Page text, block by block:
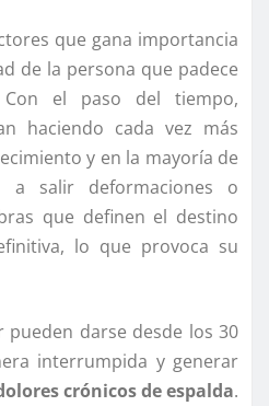
que gana importancia
de la persona que padece
el paso del tiempo,
haciendo cada vez más
y en la mayoría de
a salir deformaciones o
que definen el destino
lo que provoca su
darse desde los 30
interrumpida y generar
crónicos de espalda.